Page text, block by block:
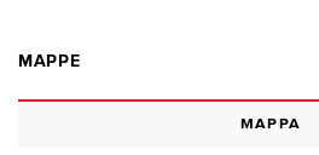
MAPPE
MAPPA